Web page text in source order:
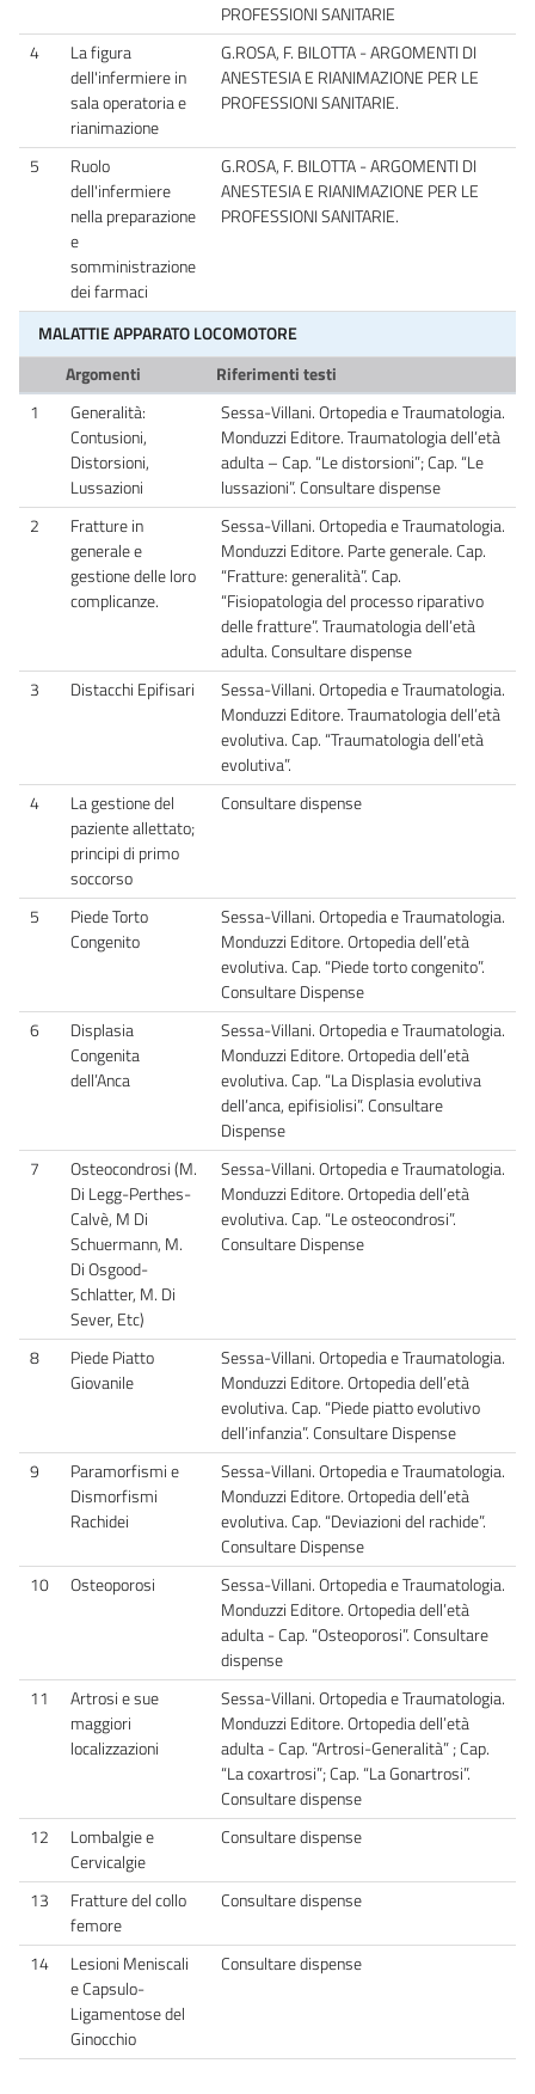
PROFESSIONI SANITARIE
4
La figura
dell'infermiere in
sala operatoria e
rianimazione
G.ROSA, F. BILOTTA - ARGOMENTI DI
ANESTESIA E RIANIMAZIONE PER LE
PROFESSIONI SANITARIE.
5
Ruolo
dell'infermiere
nella preparazione
e
somministrazione
dei farmaci
G.ROSA, F. BILOTTA - ARGOMENTI DI
ANESTESIA E RIANIMAZIONE PER LE
PROFESSIONI SANITARIE.
MALATTIE APPARATO LOCOMOTORE
Argomenti
Riferimenti testi
1
Generalità:
Contusioni,
Distorsioni,
Lussazioni
Sessa-Villani. Ortopedia e Traumatologia.
Monduzzi Editore. Traumatologia dell’età
adulta – Cap. “Le distorsioni”; Cap. “Le
lussazioni”. Consultare dispense
2
Fratture in
generale e
gestione delle loro
complicanze.
Sessa-Villani. Ortopedia e Traumatologia.
Monduzzi Editore. Parte generale. Cap.
“Fratture: generalità”. Cap.
“Fisiopatologia del processo riparativo
delle fratture”. Traumatologia dell’età
adulta. Consultare dispense
3
Distacchi Epifisari
Sessa-Villani. Ortopedia e Traumatologia.
Monduzzi Editore. Traumatologia dell’età
evolutiva. Cap. “Traumatologia dell’età
evolutiva”.
4
La gestione del
paziente allettato;
principi di primo
soccorso
Consultare dispense
5
Piede Torto
Congenito
Sessa-Villani. Ortopedia e Traumatologia.
Monduzzi Editore. Ortopedia dell’età
evolutiva. Cap. “Piede torto congenito”.
Consultare Dispense
6
Displasia
Congenita
dell’Anca
Sessa-Villani. Ortopedia e Traumatologia.
Monduzzi Editore. Ortopedia dell’età
evolutiva. Cap. “La Displasia evolutiva
dell’anca, epifisiolisi”. Consultare
Dispense
7
Osteocondrosi (M.
Di Legg-Perthes-
Calvè, M Di
Schuermann, M.
Di Osgood-
Schlatter, M. Di
Sever, Etc)
Sessa-Villani. Ortopedia e Traumatologia.
Monduzzi Editore. Ortopedia dell’età
evolutiva. Cap. “Le osteocondrosi”.
Consultare Dispense
8
Piede Piatto
Giovanile
Sessa-Villani. Ortopedia e Traumatologia.
Monduzzi Editore. Ortopedia dell’età
evolutiva. Cap. “Piede piatto evolutivo
dell’infanzia”. Consultare Dispense
9
Paramorfismi e
Dismorfismi
Rachidei
Sessa-Villani. Ortopedia e Traumatologia.
Monduzzi Editore. Ortopedia dell’età
evolutiva. Cap. “Deviazioni del rachide”.
Consultare Dispense
10
Osteoporosi
Sessa-Villani. Ortopedia e Traumatologia.
Monduzzi Editore. Ortopedia dell’età
adulta - Cap. “Osteoporosi”. Consultare
dispense
11
Artrosi e sue
maggiori
localizzazioni
Sessa-Villani. Ortopedia e Traumatologia.
Monduzzi Editore. Ortopedia dell’età
adulta - Cap. “Artrosi-Generalità” ; Cap.
“La coxartrosi”; Cap. “La Gonartrosi”.
Consultare dispense
12
Lombalgie e
Cervicalgie
Consultare dispense
13
Fratture del collo
femore
Consultare dispense
14
Lesioni Meniscali
e Capsulo-
Ligamentose del
Ginocchio
Consultare dispense